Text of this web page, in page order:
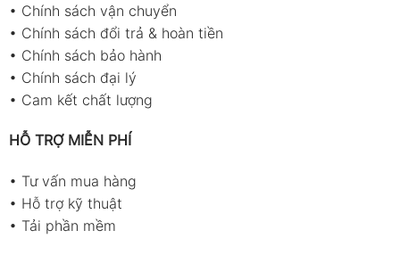
• Chính sách vận chuyển
• Chính sách đổi trả & hoàn tiền
• Chính sách bảo hành
• Chính sách đại lý
• Cam kết chất lượng
HỖ TRỢ MIỄN PHÍ
• Tư vấn mua hàng
• Hỗ trợ kỹ thuật
• Tải phần mềm